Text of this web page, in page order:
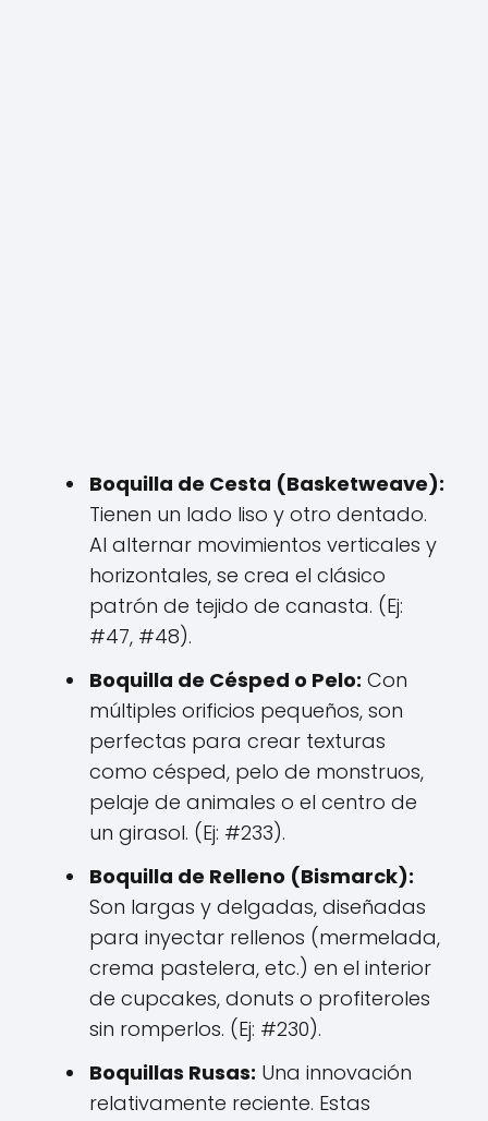
Boquilla de Cesta (Basketweave):
Tienen un lado liso y otro dentado.
Al alternar movimientos verticales y
horizontales, se crea el clásico
patrón de tejido de canasta. (Ej:
#47, #48).
Boquilla de Césped o Pelo: Con
múltiples orificios pequeños, son
perfectas para crear texturas
como césped, pelo de monstruos,
pelaje de animales o el centro de
un girasol. (Ej: #233).
Boquilla de Relleno (Bismarck):
Son largas y delgadas, diseñadas
para inyectar rellenos (mermelada,
crema pastelera, etc.) en el interior
de cupcakes, donuts o profiteroles
sin romperlos. (Ej: #230).
Boquillas Rusas: Una innovación
relativamente reciente. Estas